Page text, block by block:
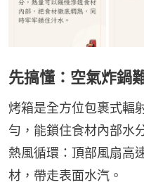
先搞懂：空氣炸鍋
烤箱是全方位包裹式輻
勻，能鎖住食材內部水
熱風循環：頂部風扇高
材，帶走表面水汽。